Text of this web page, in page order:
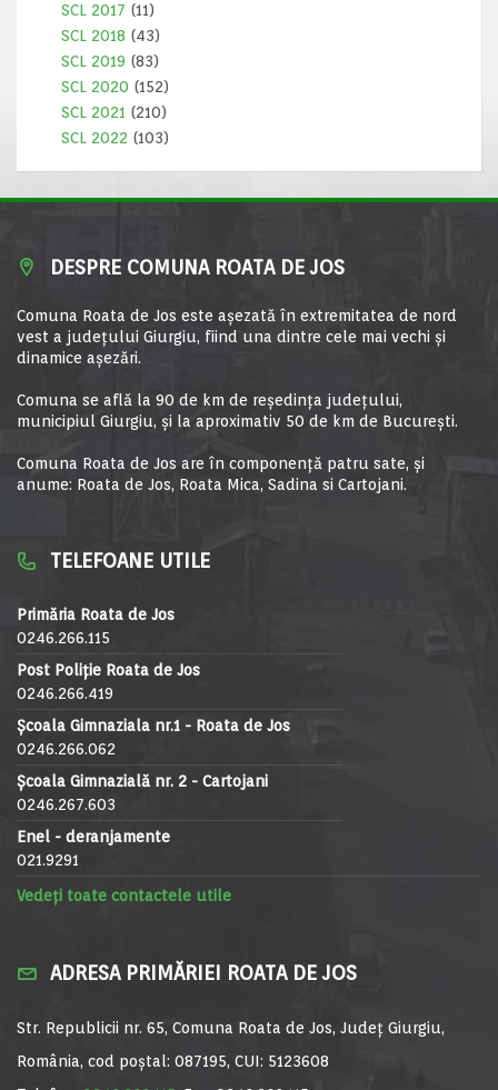
SCL 2017 (11)
SCL 2018 (43)
SCL 2019 (83)
SCL 2020 (152)
SCL 2021 (210)
SCL 2022 (103)
DESPRE COMUNA ROATA DE JOS
Comuna Roata de Jos este aşezată în extremitatea de nord
vest a judeţului Giurgiu, fiind una dintre cele mai vechi şi
dinamice aşezări.
Comuna se află la 90 de km de reşedinţa judeţului,
municipiul Giurgiu, şi la aproximativ 50 de km de Bucureşti.
Comuna Roata de Jos are în componență patru sate, și
anume: Roata de Jos, Roata Mica, Sadina si Cartojani.
TELEFOANE UTILE
Primăria Roata de Jos
0246.266.115
Post Poliție Roata de Jos
0246.266.419
Școala Gimnaziala nr.1 - Roata de Jos
0246.266.062
Școala Gimnazială nr. 2 - Cartojani
0246.267.603
Enel - deranjamente
021.9291
Vedeți toate contactele utile
ADRESA PRIMĂRIEI ROATA DE JOS
Str. Republicii nr. 65, Comuna Roata de Jos, Județ Giurgiu,
România, cod poștal: 087195, CUI: 5123608